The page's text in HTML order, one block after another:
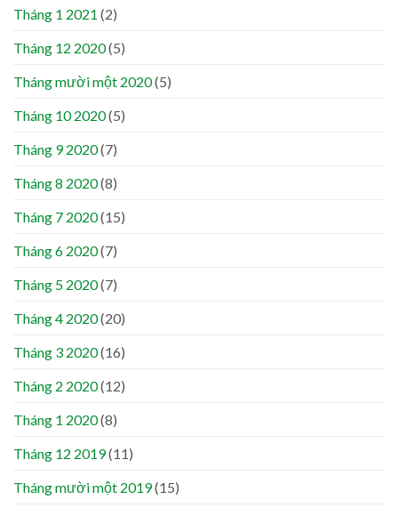
Tháng 1 2021 (2)
Tháng 12 2020(5)
Tháng mười một 2020(5)
Tháng 10 2020(5)
Tháng 9 2020(7)
Tháng 8 2020(8)
Tháng 7 2020(15)
Tháng 6 2020(7)
Tháng 5 2020(7)
Tháng 4 2020(20)
Tháng 3 2020(16)
Tháng 2 2020(12)
Tháng 1 2020(8)
Tháng 12 2019(11)
Tháng mười một 2019(15)